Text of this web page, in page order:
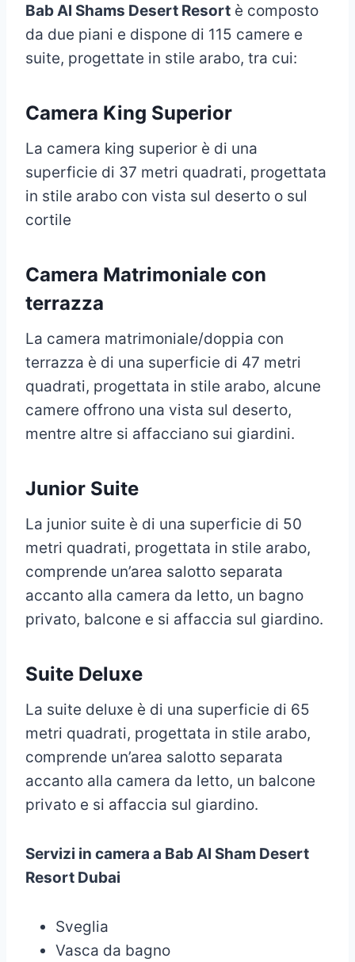
Bab Al Shams Desert Resort è composto
da due piani e dispone di 115 camere e
suite, progettate in stile arabo, tra cui:
Camera King Superior
La camera king superior è di una
superficie di 37 metri quadrati, progettata
in stile arabo con vista sul deserto o sul
cortile
Camera Matrimoniale con
terrazza
La camera matrimoniale/doppia con
terrazza è di una superficie di 47 metri
quadrati, progettata in stile arabo, alcune
camere offrono una vista sul deserto,
mentre altre si affacciano sui giardini.
Junior Suite
La junior suite è di una superficie di 50
metri quadrati, progettata in stile arabo,
comprende un’area salotto separata
accanto alla camera da letto, un bagno
privato, balcone e si affaccia sul giardino.
Suite Deluxe
La suite deluxe è di una superficie di 65
metri quadrati, progettata in stile arabo,
comprende un’area salotto separata
accanto alla camera da letto, un balcone
privato e si affaccia sul giardino.
Servizi in camera a Bab Al Sham Desert
Resort Dubai
Sveglia
Vasca da bagno